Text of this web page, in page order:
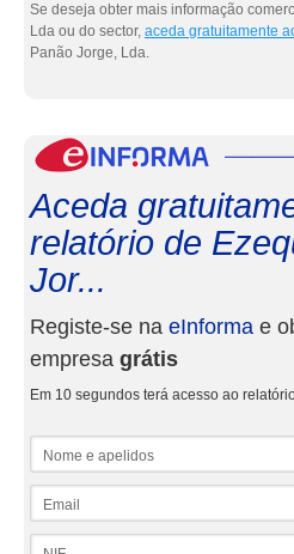
Se deseja obter mais informação
Lda ou do sector, aceda gratuitamente
Panão Jorge, Lda.
Aceda
relatório de
Jor...
Registe-se na eInforma e
empresa grátis
Em 10 segundos terá acesso ao